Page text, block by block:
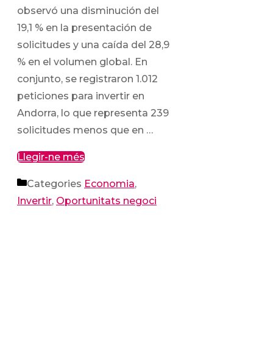
observó una disminución del
19,1 % en la presentación de
solicitudes y una caída del 28,9
% en el volumen global. En
conjunto, se registraron 1.012
peticiones para invertir en
Andorra, lo que representa 239
solicitudes menos que en …
Llegir-ne més
Categories Economia,
Invertir, Oportunitats negoci